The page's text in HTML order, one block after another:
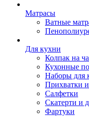
Матрасы
Ватные
Для кухни
Колпак на
Кухонные
Наборы для
Прихватки
Салфетки
Скатерти и
Фартуки